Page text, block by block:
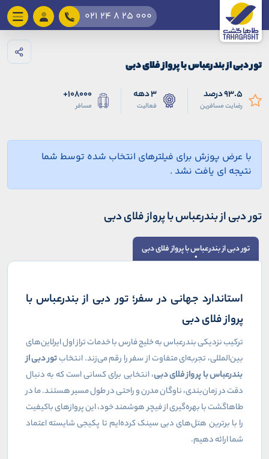
021 24 8 25 000
تور دبی از بندرعباس با پرواز فلای دبی
93.5 درصد
رضایت مسافرین
3 دهه
فعالیت
108000+
مسافر
با عرض پوزش برای فیلترهای انتخاب شده توسط شما
نتیجه ای یافت نشد .
تور دبی از بندرعباس با پرواز فلای دبی
تور دبی از بندرعباس با پرواز فلای دبی
استاندارد جهانی در سفر؛ تور دبی از بندرعباس با
پرواز فلای دبی
ترکیب نزدیکی بندرعباس به خلیج فارس با خدمات تراز اول ایرلاین‌های
بین‌المللی، تجربه‌ای متفاوت از سفر را رقم می‌زند. انتخابتور دبی از
بندرعباس با پرواز فلای دبی، انتخابی برای کسانی است که به دنبال
دقت در زمان‌بندی، ناوگان مدرن و راحتی در طول مسیر هستند. ما در
طاهاگشت با بهره‌گیری از فیچر هوشمند خود، این پروازهای باکیفیت
را با برترین هتل‌های دبی سینک کرده‌ایم تا پکیجی شایسته اعتماد
شما ارائه دهیم.